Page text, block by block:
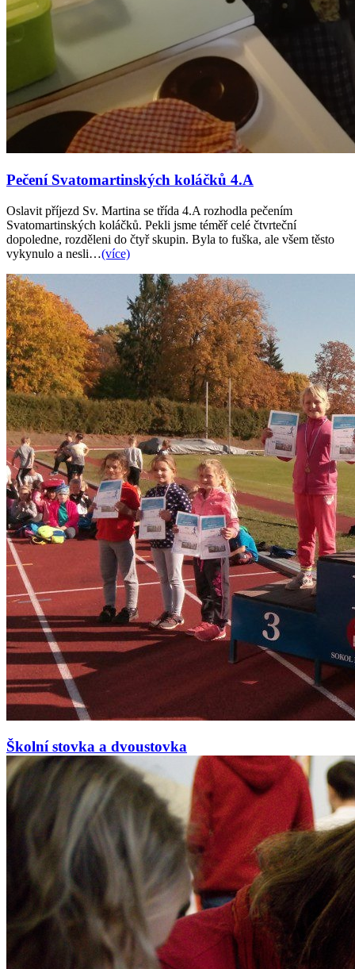
Pečení Svatomartinských koláčků 4.A
Oslavit příjezd Sv. Martina se třída 4.A rozhodla pečením
Svatomartinských koláčků. Pekli jsme téměř celé čtvrteční
dopoledne, rozděleni do čtyř skupin. Byla to fuška, ale všem těsto
vykynulo a nesli…(více)
Školní stovka a dvoustovka